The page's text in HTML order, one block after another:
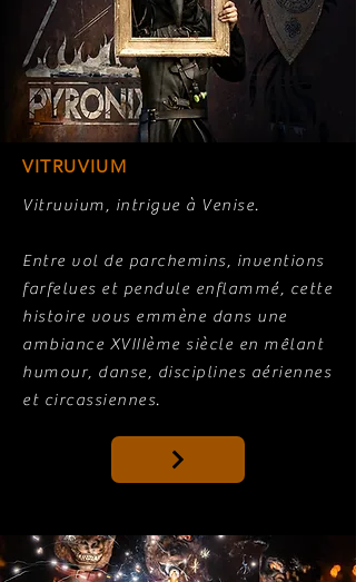
VITRUVIUM
Vitruvium, intrigue à Venise.
Entre vol de parchemins, inventions
farfelues et pendule enflammé, cette
histoire vous emmène dans une
ambiance XVIIIème siècle en mêlant
humour, danse, disciplines aériennes
et circassiennes.